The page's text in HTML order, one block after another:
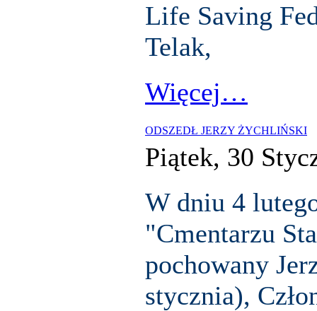
Life Saving
Telak,
Więcej…
ODSZEDŁ JERZY ŻYCHLIŃSKI
Piątek, 30
W dniu 4
"Cmentarzu
pochowany
stycznia),